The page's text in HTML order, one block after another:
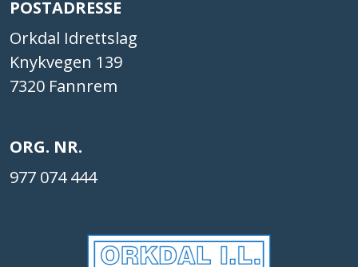
POSTADRESSE
Orkdal Idrettslag
Knykvegen 139
7320 Fannrem
ORG. NR.
977 074 444